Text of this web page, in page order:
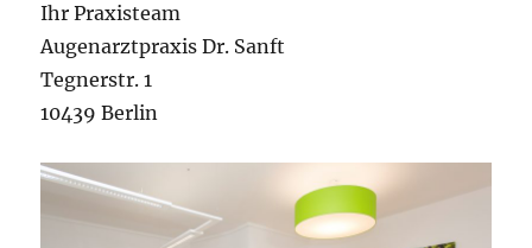
Ihr Praxisteam
Augenarztpraxis Dr. Sanft
Tegnerstr. 1
10439 Berlin